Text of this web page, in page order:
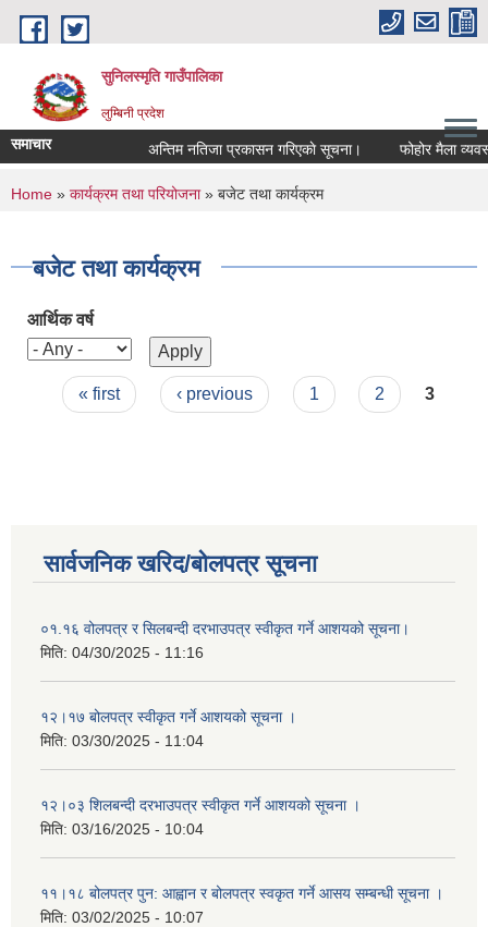
Skip to main content
सुनिलस्मृति गाउँपालिका
लुम्बिनी प्रदेश
समाचार अन्तिम नतिजा प्रकासन गरिएकाे सूचना। फोहोर मैला
You are here
Home » कार्यक्रम तथा परियोजना» बजेट तथा कार्यक्रम
बजेट तथा कार्यक्रम
आर्थिक वर्ष
Pages
« first ‹ previous 1 2 3
सार्वजनिक खरिद/बोलपत्र सूचना
०१.१६ वोलपत्र र सिलबन्दी दरभाउपत्र स्वीकृत गर्ने आशयको सूचना।
मिति: 04/30/2025 - 11:16
१२।१७ बोलपत्र स्वीकृत गर्ने आशयको सूचना ।
मिति: 03/30/2025 - 11:04
१२।०३ शिलबन्दी दरभाउपत्र स्वीकृत गर्ने आशयको सूचना ।
मिति: 03/16/2025 - 10:04
११।१८ बोलपत्र पुन: आह्वान र बोलपत्र स्वकृत गर्ने आसय सम्बन्धी सूचना ।
मिति: 03/02/2025 - 10:07